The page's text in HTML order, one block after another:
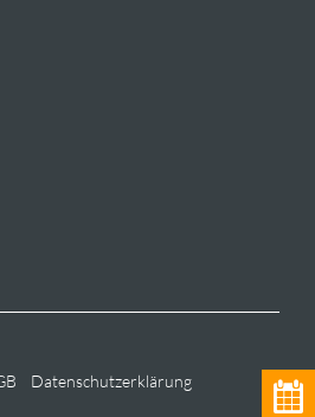
Datenschutzerklärung